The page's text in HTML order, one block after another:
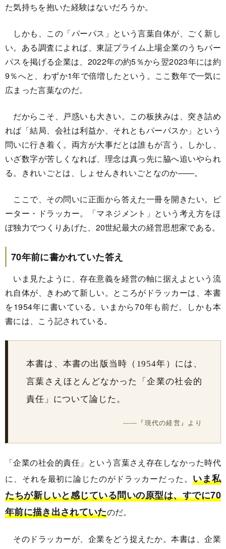
た気持ちを抱いた経験はないだろうか。
しかも、この「パーパス」という言葉自体が、ごく新し
い。ある調査によれば、東証プライム上場企業のうちパー
パスを掲げる企業は、2022年の約5％から翌2023年には約
9％へと、わずか1年で倍増したという。ここ数年で一気に
広まった言葉なのだ。
だからこそ、戸惑いも大きい。この板挟みは、突き詰め
れば「結局、会社は利益か、それともパーパスか」という
問いに行き着く。両方が大事だとは誰もが言う。しかし、
いざ数字が苦しくなれば、理念は真っ先に脇へ追いやられ
る。きれいごとは、しょせんきれいごとなのか――。
ここで、その問いに正面から答えた一冊を開きたい。ピ
ーター・ドラッカー。「マネジメント」という考え方をほ
ぼ独力でつくりあげた、20世紀最大の経営思想家である。
70年前に書かれていた答え
いま見たように、存在意義を経営の軸に据えよという流
れ自体が、きわめて新しい。ところがドラッカーは、本書
を1954年に書いている。いまから70年も前だ。しかも本
書には、こう記されている。
本書は、本書の出版当時（1954年）には、
言葉さえほとんどなかった「企業の社会的
責任」について論じた。
――『現代の経営』より
「企業の社会的責任」という言葉さえ存在しなかった時代
に、それを最初に論じたのがドラッカーだった。 いま私
たちが新しいと感じている問いの原型は、すでに70
年前に描き出されていたのだ。
そのドラッカーが、企業をどう捉えたか。本書は、企業